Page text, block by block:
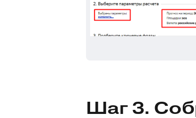
Шаг 3.